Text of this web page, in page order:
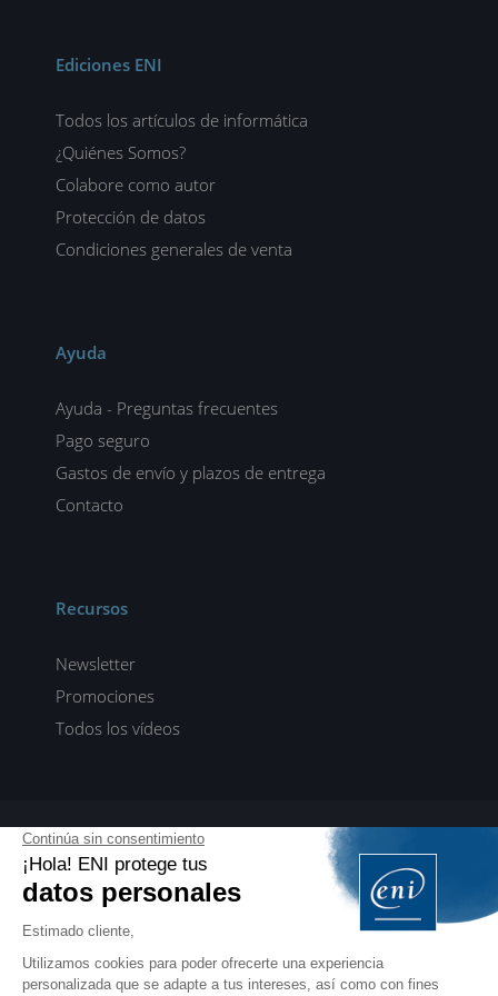
Ediciones ENI
Todos los artículos de informática
¿Quiénes Somos?
Colabore como autor
Protección de datos
Condiciones generales de venta
Ayuda
Ayuda - Preguntas frecuentes
Pago seguro
Gastos de envío y plazos de entrega
Contacto
Recursos
Newsletter
Promociones
Todos los vídeos
ENI elearning
E-formaciones en 5 idiomas
Manuales para profesionales de la formación